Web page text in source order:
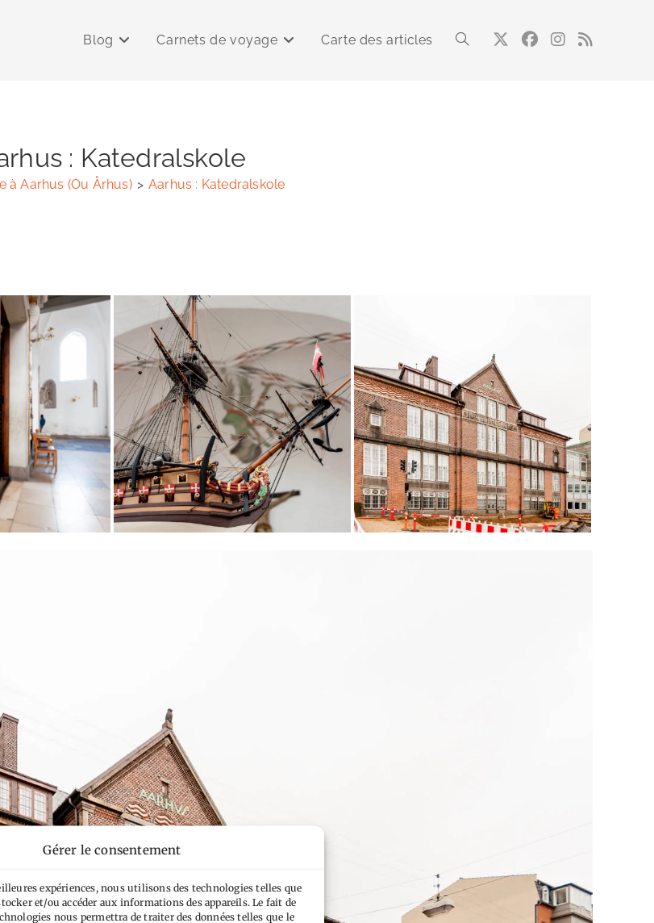
Gérer le consentement
expériences, nous utilisons des technologies telles que
et/ou accéder aux informations des appareils. Le fait de
nous permettra de traiter des données telles que le
Blog Carnets de voyage Carte des articles Toggle
: Katedralskole
à Aarhus (Ou Århus) > Aarhus : Katedralskole